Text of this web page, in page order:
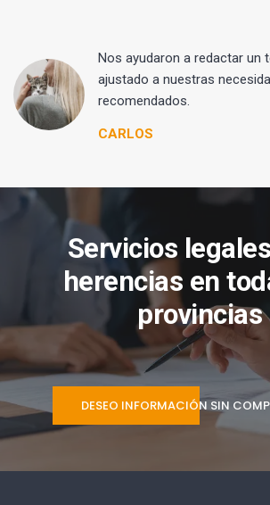
Nos ayudaron a redactar un
ajustado a nuestras
recomendados.
CARLOS
Servicios
herencias en
provincias
DESEO INFORMACIÓN SIN